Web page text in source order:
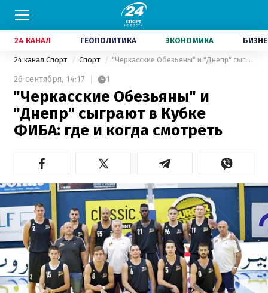
24 КАНАЛ ГЕОПОЛИТИКА ЭКОНОМИКА
24 канал Спорт Спорт "Черкасские Обезьяны" и "Днепр" сыграют в Кубке ФИБА: где и когда смотреть
26 сентября, 14:17 1
"Черкасские Обезьяны" и
"Днепр" сыграют в Кубке
ФИБА: где и когда смотреть